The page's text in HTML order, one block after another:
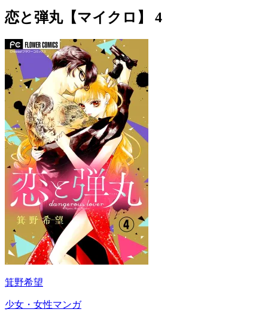
恋と弾丸【マイクロ】 4
箕野希望
少女・女性マンガ